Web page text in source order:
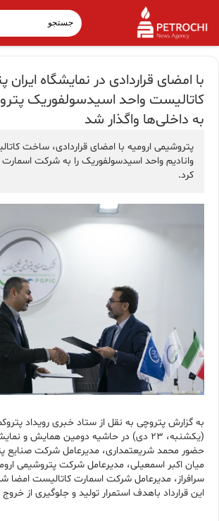
با امضای قراردادی در نمایشگاه
کاتالیست واحد اسیدسولفوریک
به داخلی‌ها واگذار شد
پتروشیمی ارومیه با امضای قراردادی، ساخت
وانادیم واحد اسیدسولفوریک را به شرکت اسمارت
کرد.
به گزارش پتروچی به نقل از ستاد خبری رویداد
(یکشنبه، ۲۳ دی) در حاشیه دومین همایش و
حضور محمد شریعتمداری، مدیرعامل شرکت صنایع
میان اکبر اسمعیلی، مدیرعامل شرکت پتروشیمی
سرافراز، مدیرعامل شرکت اسمارت کاتالیست امضا
این قرارداد باهدف استمرار تولید و جلوگیری از